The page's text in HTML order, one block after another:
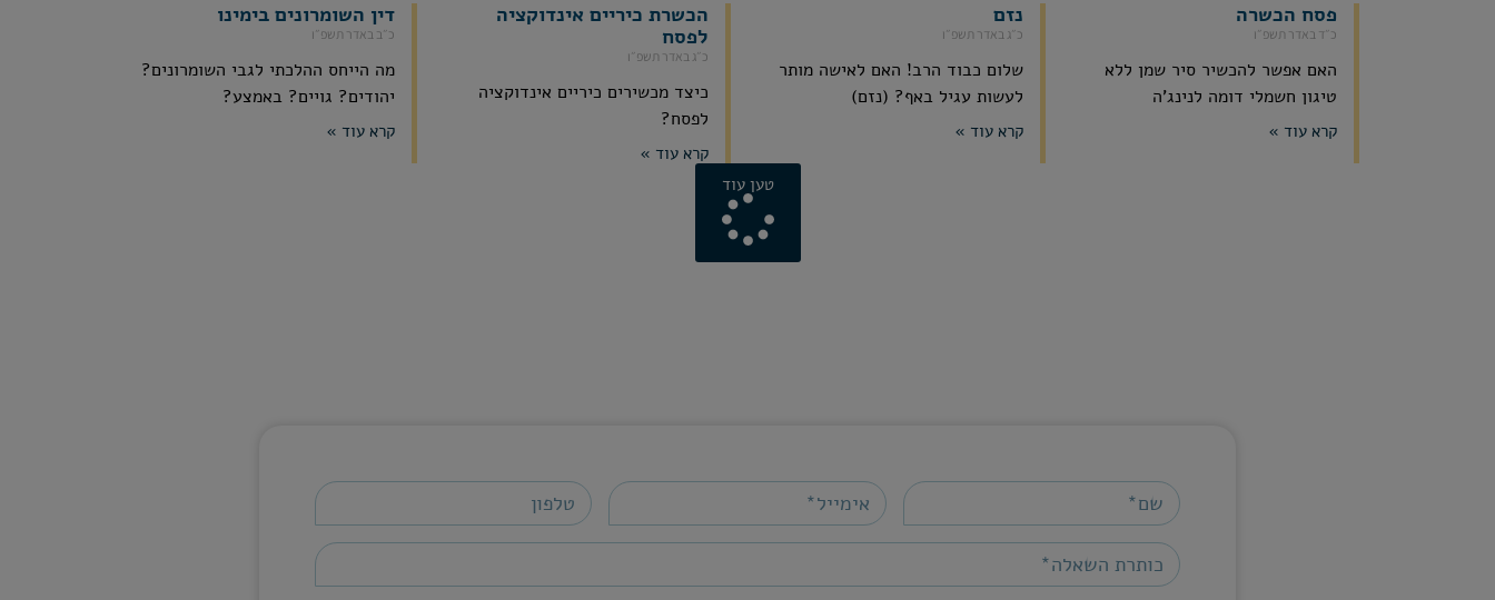
פסח הכשרה
כ״ד באדר תשפ״ו
האם אפשר להכשיר סיר שמן ללא
טיגון חשמלי דומה לנינג'ה
קרא עוד »
נזם
כ״ג באדר תשפ״ו
שלום כבוד הרב! האם לאישה מותר
לעשות עגיל באף? (נזם)
קרא עוד »
הכשרת כיריים אינדוקציה
לפסח
כ״ג באדר תשפ״ו
כיצד מכשירים כיריים אינדוקציה
לפסח?
קרא עוד »
דין השומרונים בימינו
כ״ב באדר תשפ״ו
מה הייחס ההלכתי לגבי השומרונים?
יהודים? גויים? באמצע?
קרא עוד »
טען עוד